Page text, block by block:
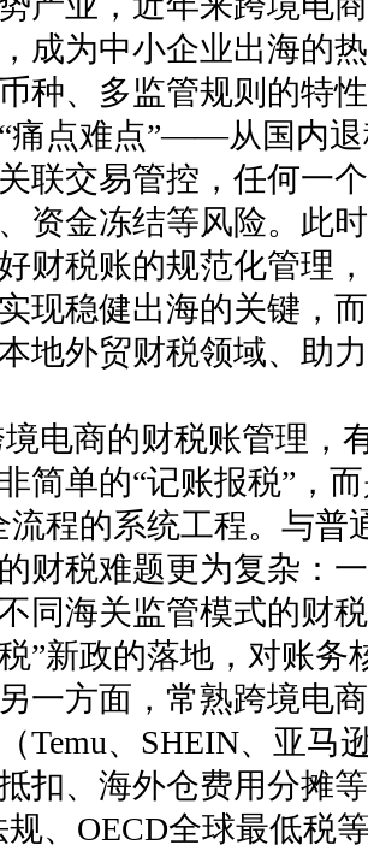
，成为中小企业出海的
种、多监管规则的特
“痛点难点”——从国内退
联交易管控，任何一
资金冻结等风险。此
财税账的规范化管理
现稳健出海的关键，
地外贸财税领域、助
电商的财税账管理，
简单的“记账报税”，
流程的系统工程。与
财税难题更为复杂：
同海关监管模式的财
”新政的落地，对账
一方面，常熟跨境电
Temu、SHEIN、亚马
扣、海外仓费用分摊
、OECD全球最低税